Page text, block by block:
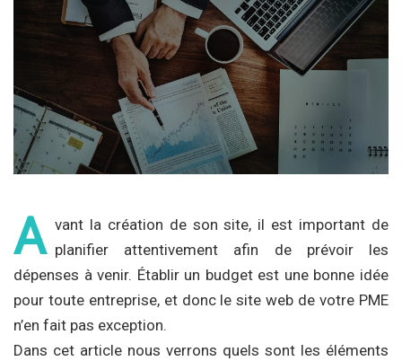
A vant la création de son site, il est important de
planifier attentivement afin de prévoir les
dépenses à venir. Établir un budget est une bonne idée
pour toute entreprise, et donc le site web de votre PME
n’en fait pas exception.
Dans cet article nous verrons quels sont les éléments